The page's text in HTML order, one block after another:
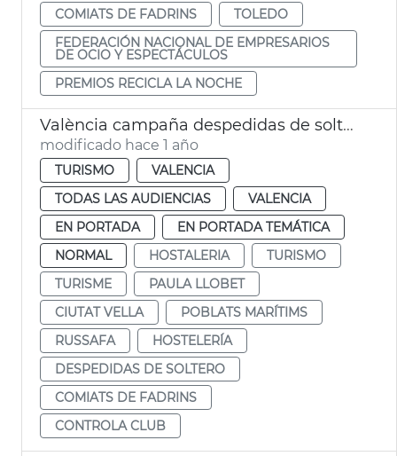
COMIATS DE FADRINS
TOLEDO
FEDERACIÓN NACIONAL DE EMPRESARIOS
DE OCIO Y ESPECTÁCULOS
PREMIOS RECICLA LA NOCHE
València campaña despedidas de soltero ocio respetuoso
modificado hace 1 año
TURISMO
VALENCIA
TODAS LAS AUDIENCIAS
VALENCIA
EN PORTADA
EN PORTADA TEMÁTICA
NORMAL
HOSTALERIA
TURISMO
TURISME
PAULA LLOBET
CIUTAT VELLA
POBLATS MARÍTIMS
RUSSAFA
HOSTELERÍA
DESPEDIDAS DE SOLTERO
COMIATS DE FADRINS
CONTROLA CLUB